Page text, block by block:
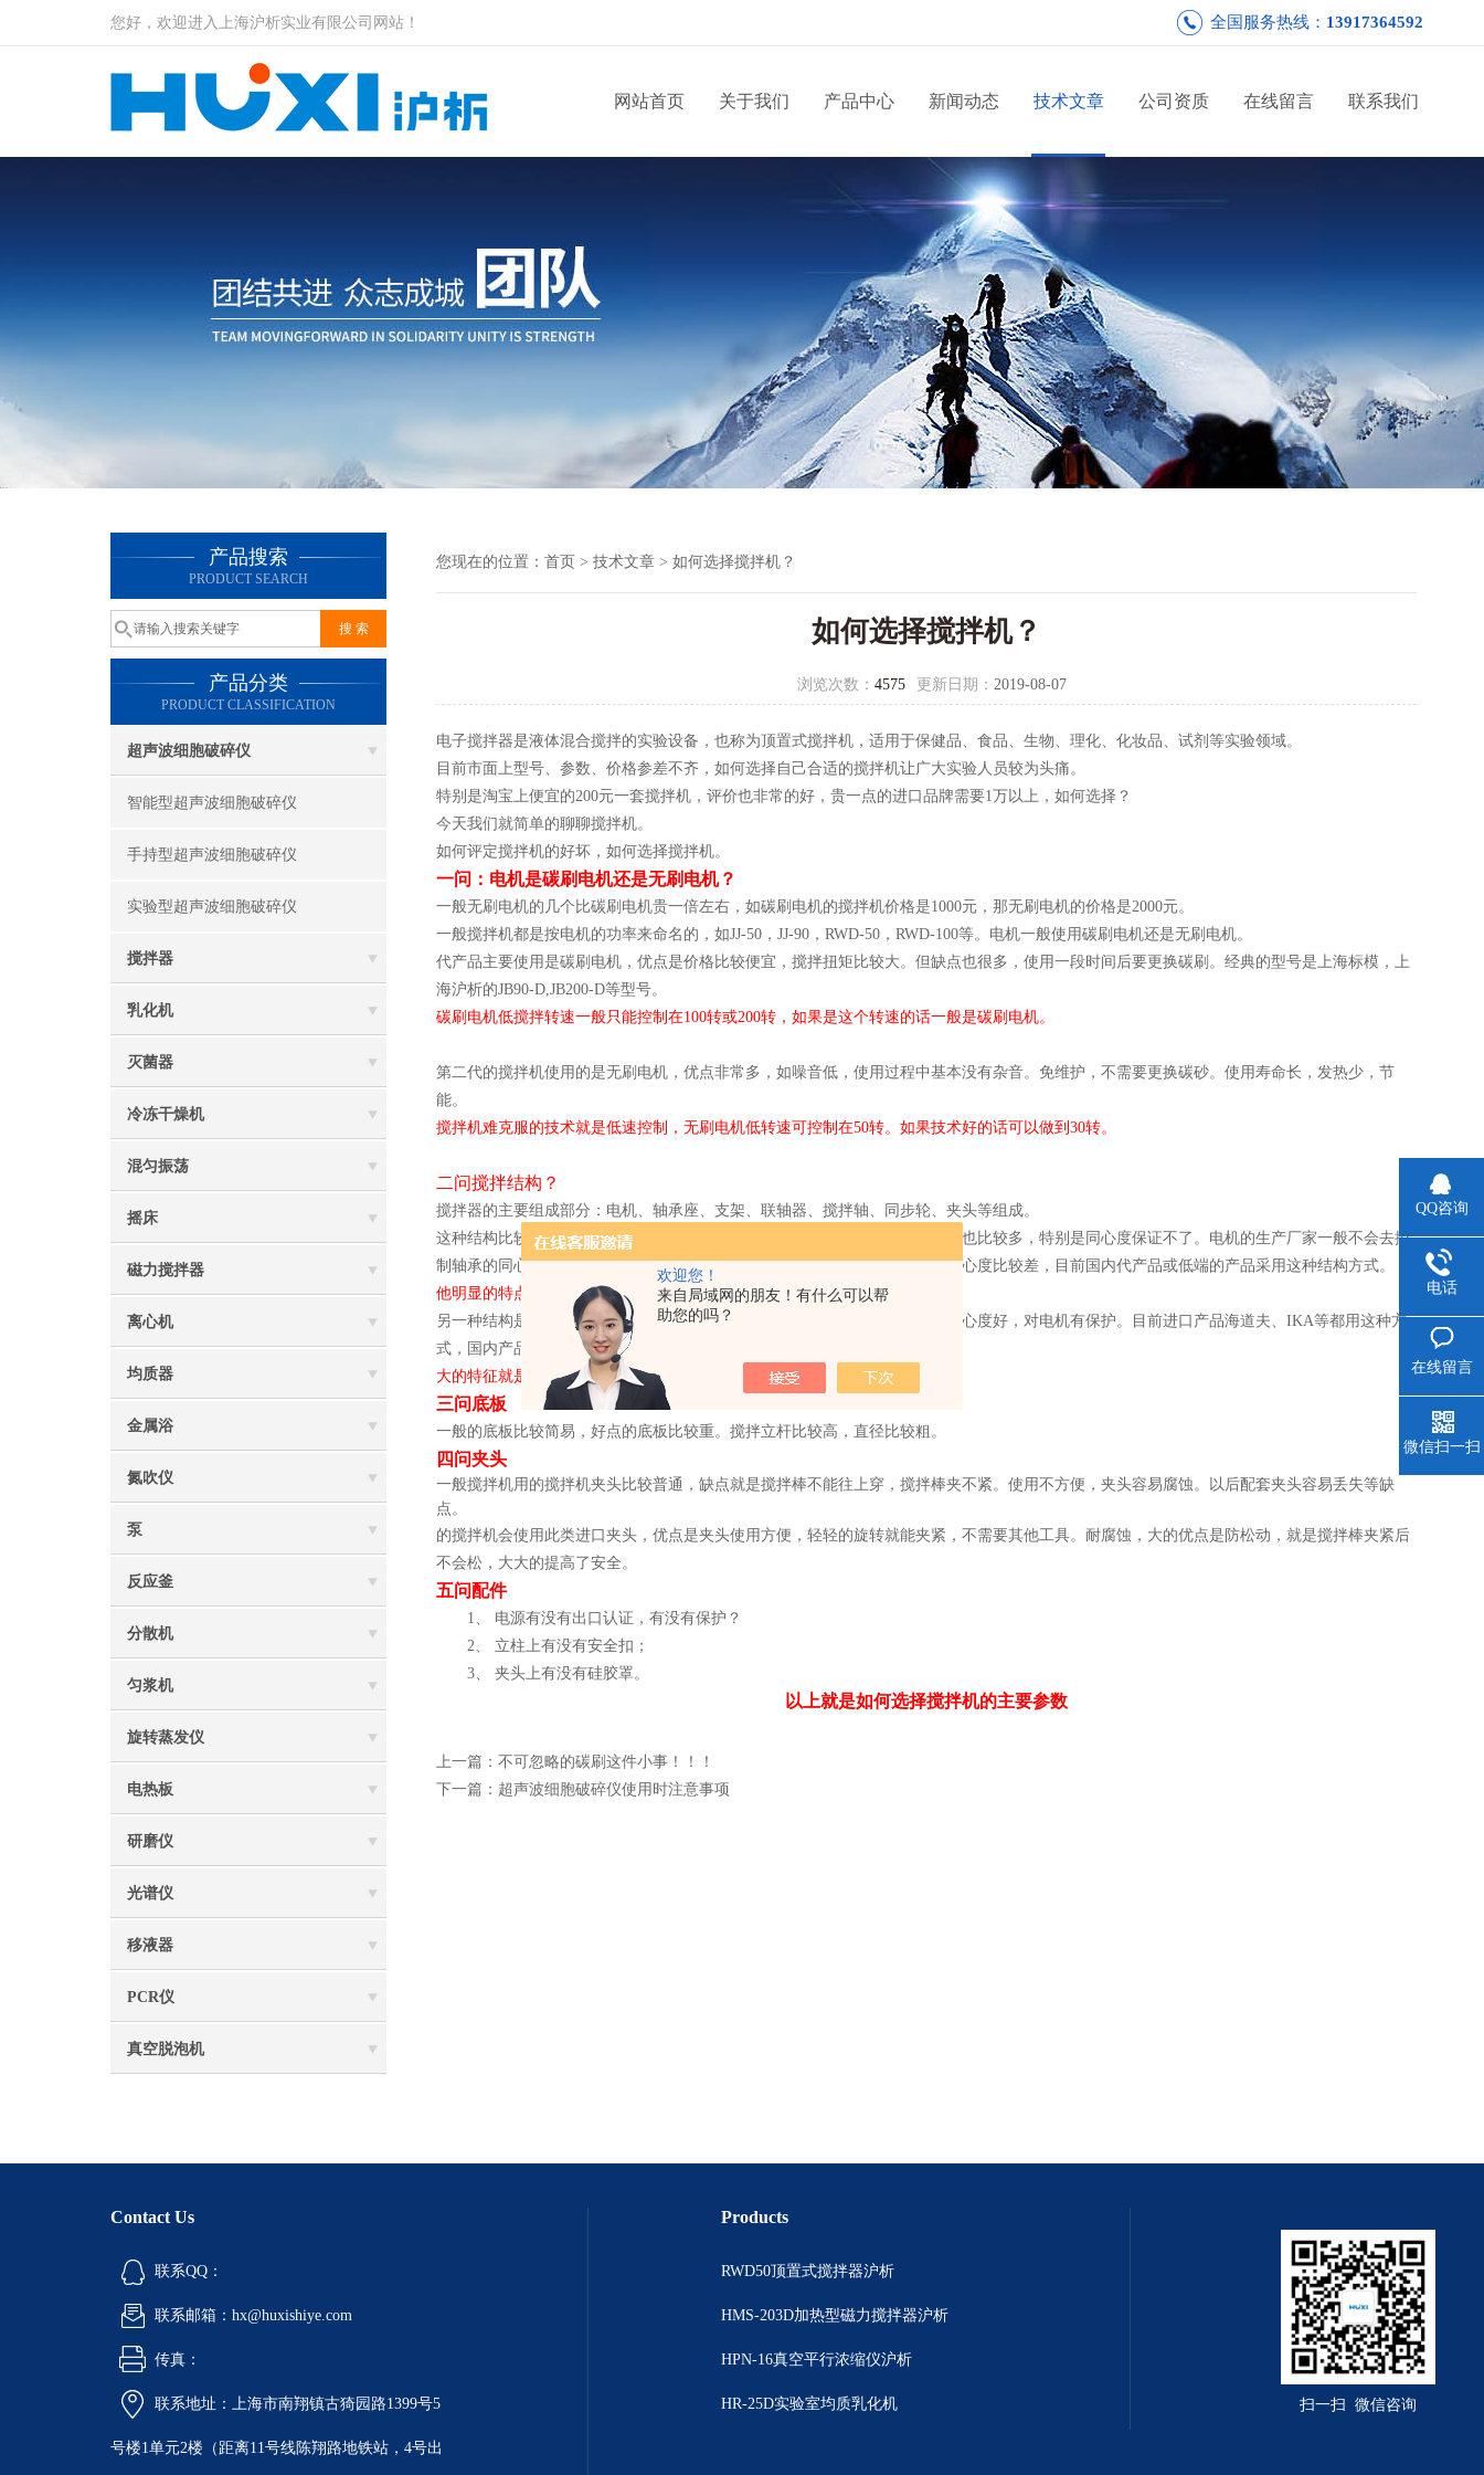
欢迎您！
来自局域网的朋友！有什么可以帮
助您的吗？
您好，欢迎进入上海沪析实业有限公司网站！ 全国服务热线： 13917364592
网站首页 关于我们 产品中心 新闻动态 技术文章 公司资质 在线留言 联系我们
产品搜索
PRODUCT SEARCH
产品分类
PRODUCT CLASSIFICATION
超声波细胞破碎仪
智能型超声波细胞破碎仪
手持型超声波细胞破碎仪
实验型超声波细胞破碎仪
搅拌器
乳化机
灭菌器
冷冻干燥机
混匀振荡
摇床
磁力搅拌器
离心机
均质器
金属浴
氮吹仪
泵
反应釜
分散机
匀浆机
旋转蒸发仪
电热板
研磨仪
光谱仪
移液器
PCR仪
真空脱泡机
您现在的位置： 首页 > 技术文章 > 如何选择搅拌机？
如何选择搅拌机？
浏览次数： 4575 更新日期： 2019-08-07
电子搅拌器是液体混合搅拌的实验设备，也称为顶置式搅拌机，适用于保健品、食品、生物、理化、化妆品、试剂等实验领域。
目前市面上型号、参数、价格参差不齐，如何选择自己合适的搅拌机让广大实验人员较为头痛。
特别是淘宝上便宜的200元一套搅拌机，评价也非常的好，贵一点的进口品牌需要1万以上，如何选择？
今天我们就简单的聊聊搅拌机。
如何评定搅拌机的好坏，如何选择搅拌机。
一问：电机是碳刷电机还是无刷电机？
一般无刷电机的几个比碳刷电机贵一倍左右，如碳刷电机的搅拌机价格是1000元，那无刷电机的价格是2000元。
一般搅拌机都是按电机的功率来命名的，如JJ-50，JJ-90，RWD-50，RWD-100等。电机一般使用碳刷电机还是无刷电机。
代产品主要使用是碳刷电机，优点是价格比较便宜，搅拌扭矩比较大。但缺点也很多，使用一段时间后要更换碳刷。经典的型号是上海标模，上
海沪析的JB90-D,JB200-D等型号。
碳刷电机低搅拌转速一般只能控制在100转或200转，如果是这个转速的话一般是碳刷电机。
第二代的搅拌机使用的是无刷电机，优点非常多，如噪音低，使用过程中基本没有杂音。免维护，不需要更换碳砂。使用寿命长，发热少，节
能。
搅拌机难克服的技术就是低速控制，无刷电机低转速可控制在50转。如果技术好的话可以做到30转。
二问搅拌结构？
搅拌器的主要组成部分：电机、轴承座、支架、联轴器、搅拌轴、同步轮、夹头等组成。
这种结构比较简单，搅拌棒的夹头是直接夹在电机上面。优点是便宜，但缺点也比较多，特别是同心度保证不了。电机的生产厂家一般不会去控
制轴承的同心度，也很难做到同心度，所以一般直接从电机接夹头的搅拌机同心度比较差，目前国内代产品或低端的产品采用这种结构方式。
他明显的特点就是机头比较小，机头一般都是圆圆的。
另一种结构是通过同步轮，同步带连接。夹头是安装在搅拌轴上的。优点是同心度好，对电机有保护。目前进口产品海道夫、IKA等都用这种方
式，国内产品如弗鲁克、沪析也采用这种方式。
大的特征就是机头比较狭长。
三问底板
一般的底板比较简易，好点的底板比较重。搅拌立杆比较高，直径比较粗。
四问夹头
一般搅拌机用的搅拌机夹头比较普通，缺点就是搅拌棒不能往上穿，搅拌棒夹不紧。使用不方便，夹头容易腐蚀。以后配套夹头容易丢失等缺
点。
的搅拌机会使用此类进口夹头，优点是夹头使用方便，轻轻的旋转就能夹紧，不需要其他工具。耐腐蚀，大的优点是防松动，就是搅拌棒夹紧后
不会松，大大的提高了安全。
五问配件
1、 电源有没有出口认证，有没有保护？
2、 立柱上有没有安全扣；
3、 夹头上有没有硅胶罩。
以上就是如何选择搅拌机的主要参数
上一篇： 不可忽略的碳刷这件小事！！！
下一篇： 超声波细胞破碎仪使用时注意事项
Contact Us
联系QQ：
联系邮箱：hx@huxishiye.com
传真：
联系地址：上海市南翔镇古猗园路1399号5
号楼1单元2楼（距离11号线陈翔路地铁站，4号出
Products
RWD50顶置式搅拌器沪析
HMS-203D加热型磁力搅拌器沪析
HPN-16真空平行浓缩仪沪析
HR-25D实验室均质乳化机 扫一扫 微信咨询
QQ咨询
电话
在线留言
微信扫一扫